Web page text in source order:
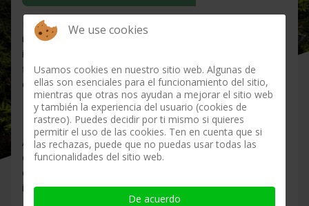
Nuestro servicio inalámbrico es la mejor opción en la zona
rural donde no llegue la fibra, en viviendas aisladas, o
incluso en zonas con proyecto de despliegue futuro de
fibra como servicio temporal hasta que instalemos tu fibra
definitiva.
speedINTERNET:6 MBPS
Acceso a internet de6 Mbpssin límites de descarga y
dirección IP pública fija incluida. Router WIFI y radioenlace
exterior del domicilio del cliente asegurado de todo riesgo
incluidos.
We use cookies
Usamos cookies en nuestro sitio web. Algunas de
ellas son esenciales para el funcionamiento del sitio,
mientras que otras nos ayudan a mejorar el sitio web
y también la experiencia del usuario (cookies de
rastreo). Puedes decidir por ti mismo si quieres
permitir el uso de las cookies. Ten en cuenta que si
las rechazas, puede que no puedas usar todas las
funcionalidades del sitio web.
De acuerdo